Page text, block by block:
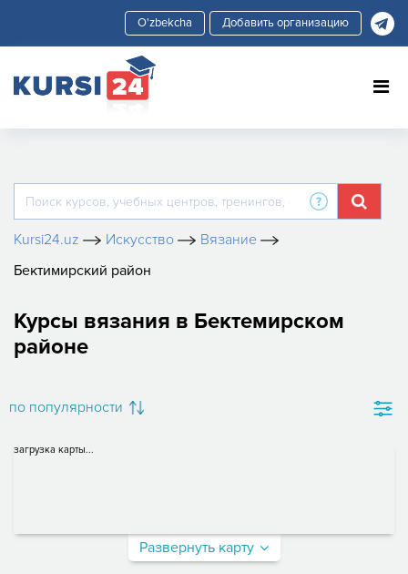
Добавить организацию
Kursi24.uz Искусство
Вязание
Бектимирский район
Курсы вязания в Бектемирском
районе
по популярности
загрузка карты...
Развернуть карту